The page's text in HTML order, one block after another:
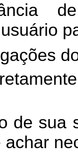
de sua